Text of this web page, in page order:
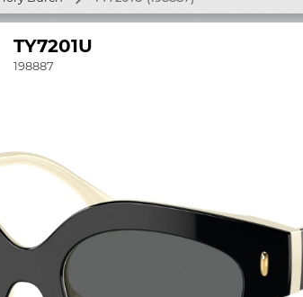
TY7201U
198887